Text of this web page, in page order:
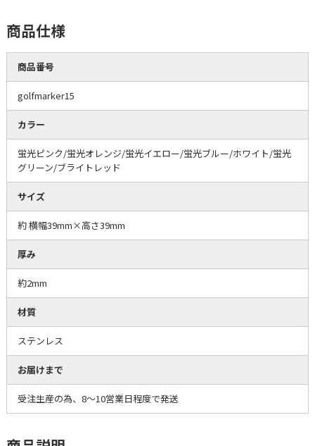
商品仕様
商品番号
golfmarker15
カラー
蛍光ピンク/蛍光オレンジ/蛍光イエロー/蛍光ブルー/ホワイト/蛍光
グリーン/ブライトレッド
サイズ
約 横幅39mm×高さ39mm
厚み
約2mm
材質
ステンレス
お届けまで
受注生産の為、8～10営業日程度で発送